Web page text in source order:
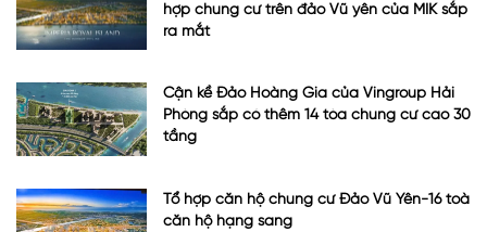
hợp chung cư trên đảo Vũ yên của MIK sắp
ra mắt
Cận kề Đảo Hoàng Gia của Vingroup Hải
Phòng sắp có thêm 14 tòa chung cư cao 30
tầng
Tổ hợp căn hộ chung cư Đảo Vũ Yên-16 toà
căn hộ hạng sang